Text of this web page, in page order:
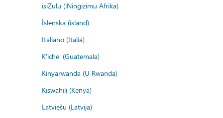
isiZulu (iNingizimu Afrika)
Íslenska (ísland)
Italiano (Italia)
K'iche' (Guatemala)
Kinyarwanda (U Rwanda)
Kiswahili (Kenya)
Latviešu (Latvija)